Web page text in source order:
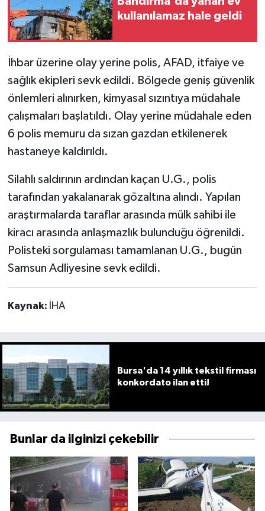
kullanılamaz hale geldi
İhbar üzerine olay yerine polis, AFAD, itfaiye ve
sağlık ekipleri sevk edildi. Bölgede geniş güvenlik
önlemleri alınırken, kimyasal sızıntıya müdahale
çalışmaları başlatıldı. Olay yerine müdahale eden
6 polis memuru da sızan gazdan etkilenerek
hastaneye kaldırıldı.
Silahlı saldırının ardından kaçan U.G., polis
tarafından yakalanarak gözaltına alındı. Yapılan
araştırmalarda taraflar arasında mülk sahibi ile
kiracı arasında anlaşmazlık bulunduğu öğrenildi.
Polisteki sorgulaması tamamlanan U.G., bugün
Samsun Adliyesine sevk edildi.
Kaynak: İHA
Bursa'da 14 yıllık tekstil firması
konkordato ilan etti!
Bunlar da ilginizi çekebilir